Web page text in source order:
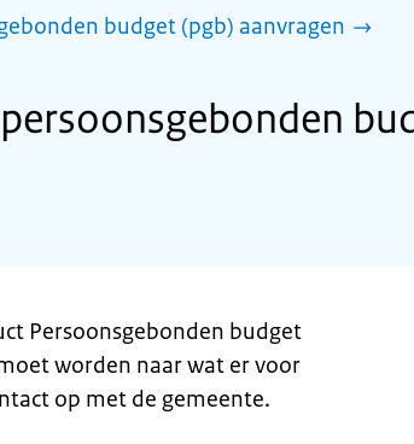
budget (pgb) aanvragen
Persoonsgebonden budget
worden naar wat er voor
op met de gemeente.